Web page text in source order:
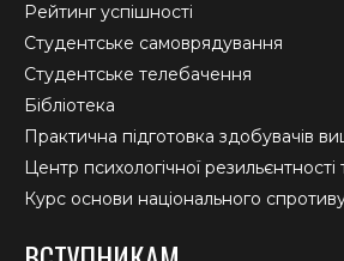
Рейтинг успішності
Студентське самоврядування
Студентське телебачення
Бібліотека
Практична підготовка здобувачів
Центр психологічної
Курс основи національного